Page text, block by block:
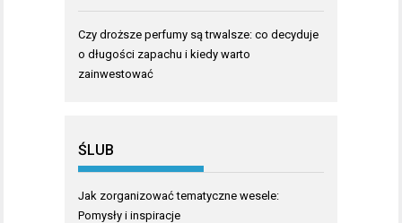
Czy droższe perfumy są trwalsze: co decyduje
o długości zapachu i kiedy warto
zainwestować
ŚLUB
Jak zorganizować tematyczne wesele:
Pomysły i inspiracje